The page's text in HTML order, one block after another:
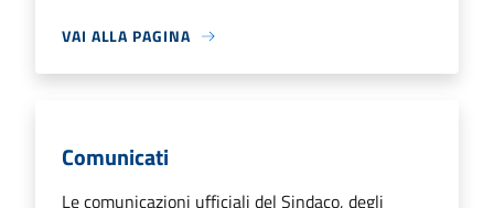
VAI ALLA PAGINA
Comunicati
Le comunicazioni ufficiali del Sindaco, degli